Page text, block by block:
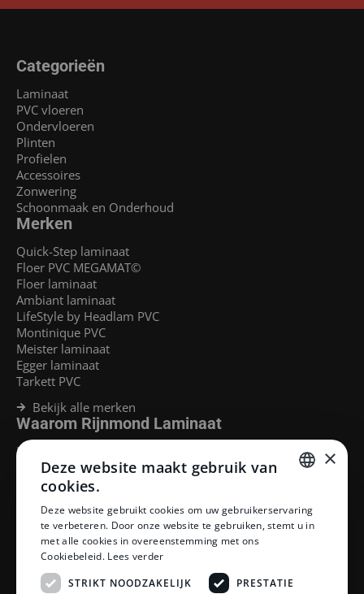
Categorieën
Laminaat
PVC vloeren
Ondervloeren
Plinten
Profielen
Accessoires
Zonwering
Schoonmaak en Onderhoud
Merken
Quick-Step laminaat
Floer PVC MEGAMAT©
Floer laminaat
Ambiant laminaat
LifeStyle by Headlam PVC
Montinique PVC
Meister laminaat
Egger laminaat
Tarkett PVC
Bekijk alle merken
Waarom Rijnmond Laminaat
Legservice
Laminaat Capelle aan den Ijssel
Laminaat voor vloerverwarming
Klantenservice
Betaalmethoden
Openingstijden showroom
Afhalen en bezorgen
DUTCH
×
Deze website maakt gebruik van
cookies.
Deze website gebruikt cookies om uw gebruikerservaring
te verbeteren. Door onze website te gebruiken, stemt u in
met alle cookies in overeenstemming met ons
Cookiebeleid. Lees verder
STRIKT NOODZAKELIJK
PRESTATIE